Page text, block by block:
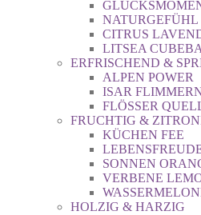
NATURGEFÜHL
CITRUS
LITSEA CUBEBA
ERFRISCHEND &
ALPEN POWER
ISAR
FLÖSSER QUELL
FRUCHTIG &
KÜCHEN FEE
SONNEN
VERBENE
HOLZIG & HARZIG